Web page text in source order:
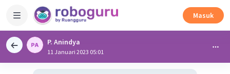
Masuk
P. Anindya
11 Januari 2023 05:01